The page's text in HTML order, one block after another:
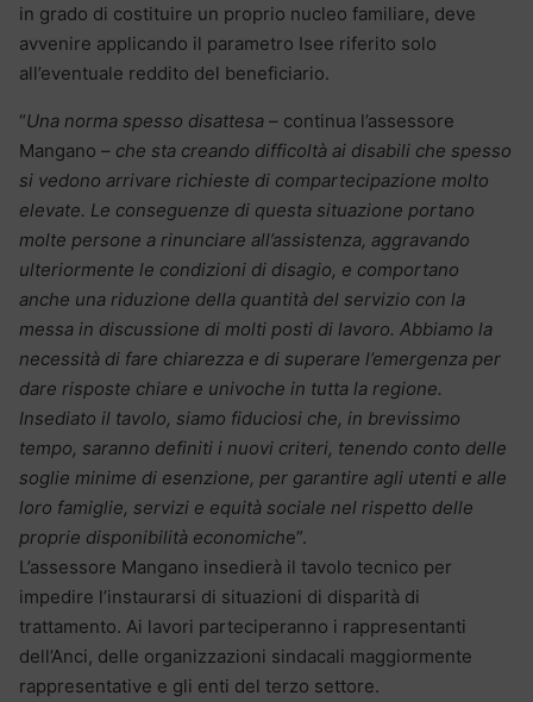
in grado di costituire un proprio nucleo familiare, deve
avvenire applicando il parametro Isee riferito solo
all’eventuale reddito del beneficiario.
“Una norma spesso disattesa – continua l’assessore
Mangano – che sta creando difficoltà ai disabili che spesso
si vedono arrivare richieste di compartecipazione molto
elevate. Le conseguenze di questa situazione portano
molte persone a rinunciare all’assistenza, aggravando
ulteriormente le condizioni di disagio, e comportano
anche una riduzione della quantità del servizio con la
messa in discussione di molti posti di lavoro. Abbiamo la
necessità di fare chiarezza e di superare l’emergenza per
dare risposte chiare e univoche in tutta la regione.
Insediato il tavolo, siamo fiduciosi che, in brevissimo
tempo, saranno definiti i nuovi criteri, tenendo conto delle
soglie minime di esenzione, per garantire agli utenti e alle
loro famiglie, servizi e equità sociale nel rispetto delle
proprie disponibilità economiche”.
L’assessore Mangano insedierà il tavolo tecnico per
impedire l’instaurarsi di situazioni di disparità di
trattamento. Ai lavori parteciperanno i rappresentanti
dell’Anci, delle organizzazioni sindacali maggiormente
rappresentative e gli enti del terzo settore.